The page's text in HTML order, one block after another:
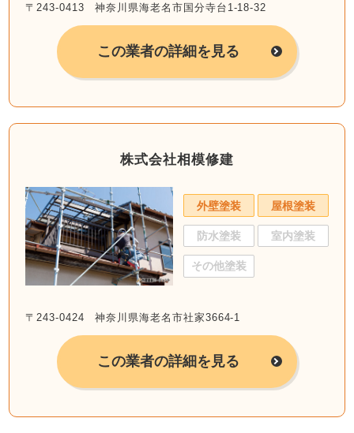
〒243-0413 神奈川県海老名市国分寺台1-18-32
この業者の詳細を見る
株式会社相模修建
外壁塗装 屋根塗装
防水塗装 室内塗装
その他塗装
〒243-0424 神奈川県海老名市社家3664-1
この業者の詳細を見る